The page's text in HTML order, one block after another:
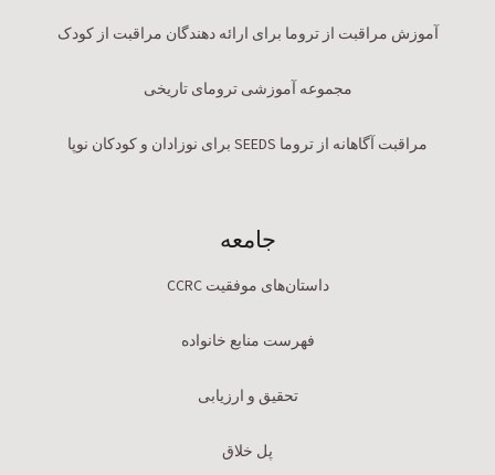
آموزش مراقبت از تروما برای ارائه دهندگان مراقبت از کودک
مجموعه آموزشی ترومای تاریخی
مراقبت آگاهانه از تروما SEEDS برای نوزادان و کودکان نوپا
جامعه
داستان‌های موفقیت CCRC
فهرست منابع خانواده
تحقیق و ارزیابی
پل خلاق